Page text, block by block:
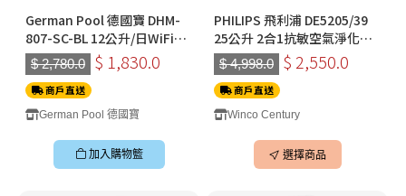
German Pool 德國寶 DHM-
807-SC-BL 12公升/日WiFi智
能 空氣淨化抽濕機 (白色)
$ 2,780.0 $ 1,830.0
商戶直送
German Pool 德國寶
加入購物籃
PHILIPS 飛利浦 DE5205/39
25公升 2合1抗敏空氣淨化抽
濕機
$ 4,998.0 $ 2,550.0
商戶直送
Winco Century
選擇商品